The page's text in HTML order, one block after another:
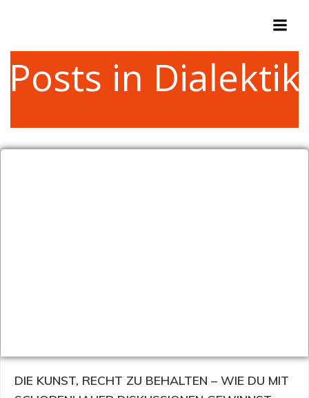
Posts in Dialektik
DIE KUNST, RECHT ZU BEHALTEN – WIE DU MIT